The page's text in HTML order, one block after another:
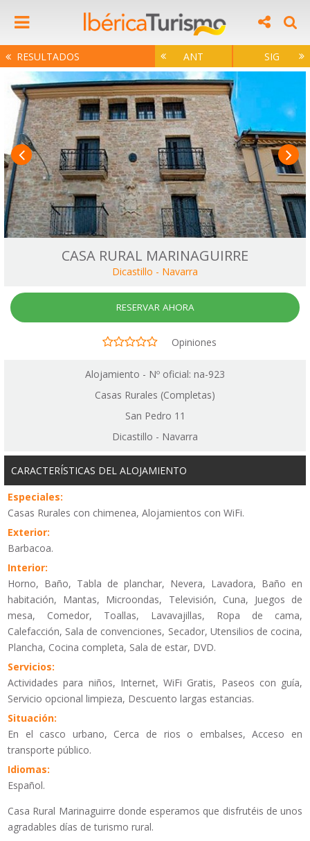
RESULTADOS ANT SIG
CASA RURAL MARINAGUIRRE
Dicastillo - Navarra
RESERVAR AHORA
Opiniones
Alojamiento - Nº oficial: na-923
Casas Rurales (Completas)
San Pedro 11
Dicastillo - Navarra
CARACTERÍSTICAS DEL ALOJAMIENTO
Especiales:
Casas Rurales con chimenea, Alojamientos con WiFi.
Exterior:
Barbacoa.
Interior:
Horno, Baño, Tabla de planchar, Nevera, Lavadora, Baño en
habitación, Mantas, Microondas, Televisión, Cuna, Juegos de
mesa, Comedor, Toallas, Lavavajillas, Ropa de cama,
Calefacción, Sala de convenciones, Secador, Utensilios de cocina,
Plancha, Cocina completa, Sala de estar, DVD.
Servicios:
Actividades para niños, Internet, WiFi Gratis, Paseos con guía,
Servicio opcional limpieza, Descuento largas estancias.
Situación:
En el casco urbano, Cerca de rios o embalses, Acceso en
transporte público.
Idiomas:
Español.
Casa Rural Marinaguirre donde esperamos que disfrutéis de unos
agradables días de turismo rural.